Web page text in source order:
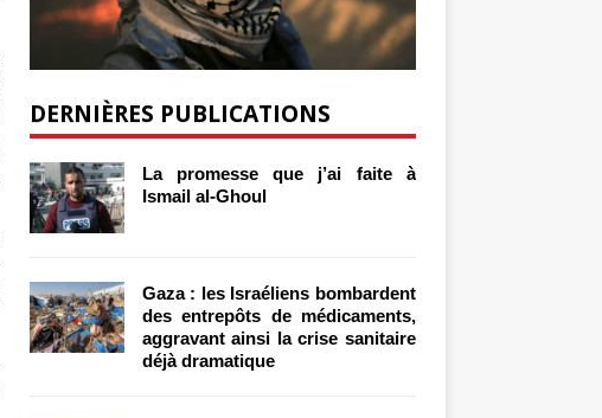
DERNIÈRES PUBLICATIONS
La promesse que j’ai faite à
Ismail al-Ghoul
Gaza : les Israéliens bombardent
des entrepôts de médicaments,
aggravant ainsi la crise sanitaire
déjà dramatique